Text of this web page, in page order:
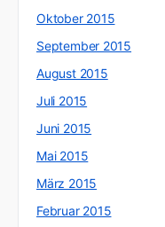
Oktober 2015
September 2015
August 2015
Juli 2015
Juni 2015
Mai 2015
März 2015
Februar 2015